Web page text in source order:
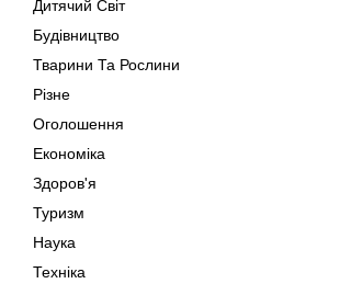
Дитячий Світ
Будівництво
Тварини Та Рослини
Різне
Оголошення
Економіка
Здоров'я
Туризм
Наука
Техніка